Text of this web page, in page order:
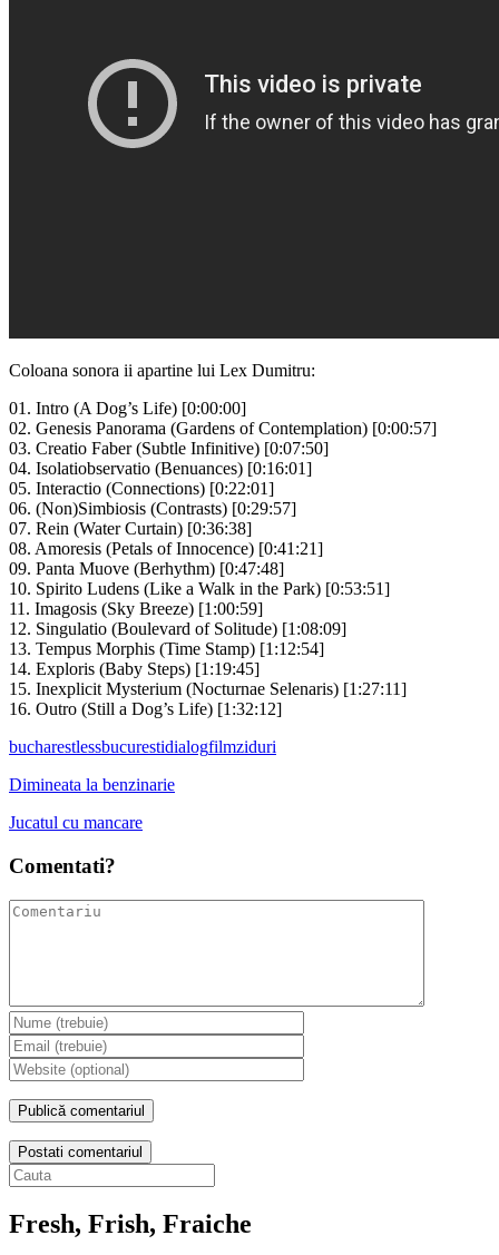
Coloana sonora ii apartine lui Lex Dumitru:
01. Intro (A Dog’s Life) [0:00:00]
02. Genesis Panorama (Gardens of Contemplation) [0:00:57]
03. Creatio Faber (Subtle Infinitive) [0:07:50]
04. Isolatiobservatio (Benuances) [0:16:01]
05. Interactio (Connections) [0:22:01]
06. (Non)Simbiosis (Contrasts) [0:29:57]
07. Rein (Water Curtain) [0:36:38]
08. Amoresis (Petals of Innocence) [0:41:21]
09. Panta Muove (Berhythm) [0:47:48]
10. Spirito Ludens (Like a Walk in the Park) [0:53:51]
11. Imagosis (Sky Breeze) [1:00:59]
12. Singulatio (Boulevard of Solitude) [1:08:09]
13. Tempus Morphis (Time Stamp) [1:12:54]
14. Exploris (Baby Steps) [1:19:45]
15. Inexplicit Mysterium (Nocturnae Selenaris) [1:27:11]
16. Outro (Still a Dog’s Life) [1:32:12]
bucharestlessbucurestidialogfilmziduri
Dimineata la benzinarie
Jucatul cu mancare
Comentati?
Postati comentariul
Fresh, Frish, Fraiche